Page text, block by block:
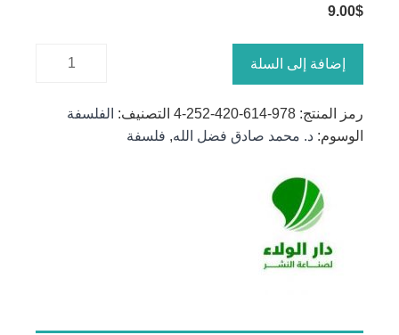
9.00$
سيرورة
إضافة إلى السلة
رمز المنتج: 978-614-420-252-4 التصنيف: الفلسفة
الوسوم: د. محمد صادق فضل الله, فلسفة